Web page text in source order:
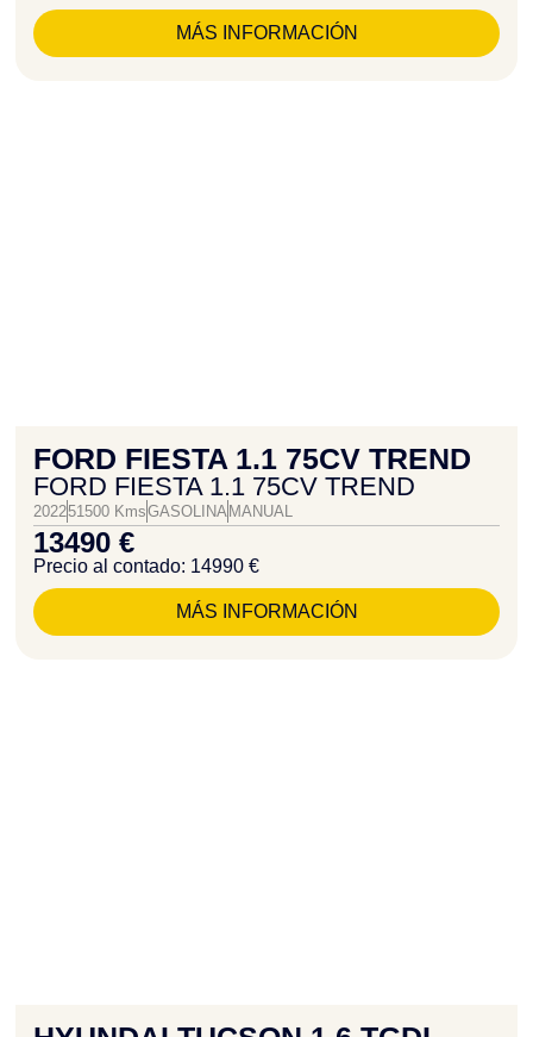
MÁS INFORMACIÓN
FORD FIESTA 1.1 75CV TREND
FORD FIESTA 1.1 75CV TREND
202251500 KmsGASOLINA MANUAL
13490 €
Precio al contado: 14990 €
MÁS INFORMACIÓN